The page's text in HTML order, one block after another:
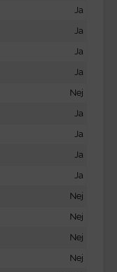
Ja
Ja
Ja
Ja
Nej
Ja
Ja
Ja
Ja
Nej
Nej
Nej
Nej